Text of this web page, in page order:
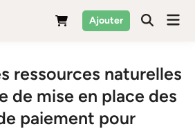
Ajouter
ressources naturelles
de mise en place des
paiement pour